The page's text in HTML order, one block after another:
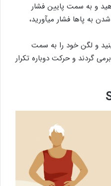
و به سمت پایین فشار
به پاها فشار میآورید،
و لگن خود را به سمت
گردند و حرکت دوباره تکرار